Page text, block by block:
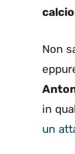
Non
in
un